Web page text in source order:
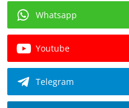
Whatsapp
Youtube
Telegram